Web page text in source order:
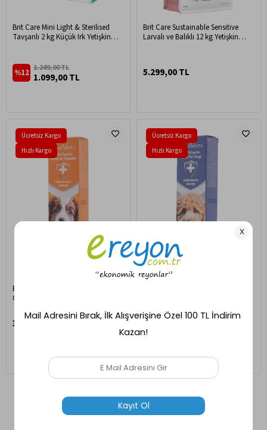
Brit Care Mini Light & Sterilised
Tavşanlı 2 kg Küçük Irk Yetişkin
1.099,00 TL
1.249,00 TL
%12
Brit Care Sustainable Sensitive
Larvalı ve Balıklı 12 kg Yetişkin
5.299,00 TL
Brave Paws Yavru Köpekler İçin
Gelişim Destekleyici Multivitamin
329,00 TL
Ücretsiz Kargo
Hızlı Kargo
329,00 TL
Ücretsiz Kargo
Hızlı Kargo